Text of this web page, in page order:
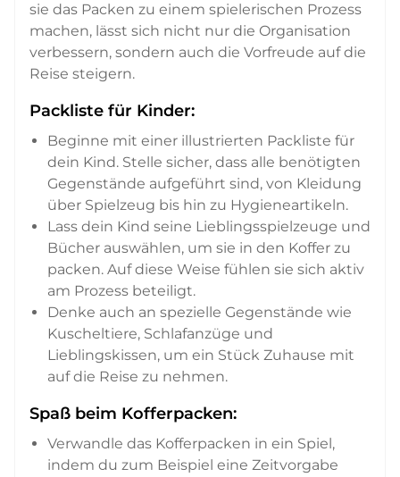
sie das Packen zu einem spielerischen Prozess
machen, lässt sich nicht nur die Organisation
verbessern, sondern auch die Vorfreude auf die
Reise steigern.
Packliste für Kinder:
Beginne mit einer illustrierten Packliste für
dein Kind. Stelle sicher, dass alle benötigten
Gegenstände aufgeführt sind, von Kleidung
über Spielzeug bis hin zu Hygieneartikeln.
Lass dein Kind seine Lieblingsspielzeuge und
Bücher auswählen, um sie in den Koffer zu
packen. Auf diese Weise fühlen sie sich aktiv
am Prozess beteiligt.
Denke auch an spezielle Gegenstände wie
Kuscheltiere, Schlafanzüge und
Lieblingskissen, um ein Stück Zuhause mit
auf die Reise zu nehmen.
Spaß beim Kofferpacken:
Verwandle das Kofferpacken in ein Spiel,
indem du zum Beispiel eine Zeitvorgabe